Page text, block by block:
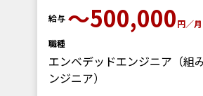
給与 〜500,000円／月
職種
エンベデッドエンジニア（組
ンジニア）